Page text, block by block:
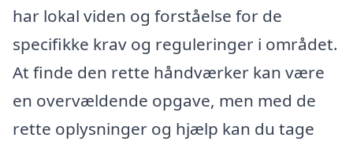
har lokal viden og forståelse for de
specifikke krav og reguleringer i området.
At finde den rette håndværker kan være
en overvældende opgave, men med de
rette oplysninger og hjælp kan du tage